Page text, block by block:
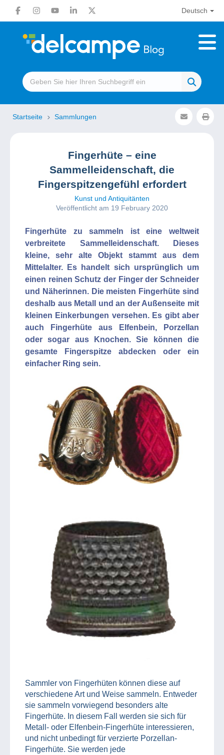
Deutsch
Startseite Sammlungen
Fingerhüte – eine
Sammelleidenschaft, die
Fingerspitzengefühl erfordert
Kunst und Antiquitänten
Veröffentlicht am 19 February 2020
Fingerhüte zu sammeln ist eine weltweit
verbreitete Sammelleidenschaft. Dieses
kleine, sehr alte Objekt stammt aus dem
Mittelalter. Es handelt sich ursprünglich um
einen reinen Schutz der Finger der Schneider
und Näherinnen. Die meisten Fingerhüte sind
deshalb aus Metall und an der Außenseite mit
kleinen Einkerbungen versehen. Es gibt aber
auch Fingerhüte aus Elfenbein, Porzellan
oder sogar aus Knochen. Sie können die
gesamte Fingerspitze abdecken oder ein
einfacher Ring sein.
Sammler von Fingerhüten können diese auf
verschiedene Art und Weise sammeln. Entweder
sie sammeln vorwiegend besonders alte
Fingerhüte. In diesem Fall werden sie sich für
Metall- oder Elfenbein-Fingerhüte interessieren,
und nicht unbedingt für verzierte Porzellan-
Fingerhüte. Sie werden jede